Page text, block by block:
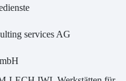
services AG